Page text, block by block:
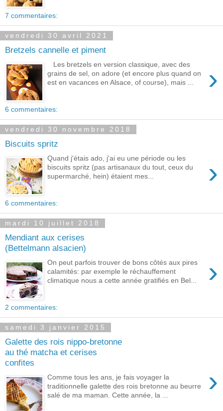
7 commentaires:
vendredi 30 avril 2021
Bretzels cannelle et piment
›
Les bretzels en version classique, avec des
grains de sel, on adore (et encore plus quand on
est en vacances en Alsace, of course), mais ...
6 commentaires:
vendredi 30 novembre 2018
Biscuits spritz
›
Quand j'étais ado, j'ai eu une période ou les
biscuits spritz (pas artisanaux du tout, ceux du
supermarché, hein) étaient mes...
6 commentaires:
mardi 10 juillet 2018
Mendiant aux cerises
(Bettelmann alsacien)
›
On peut parfois trouver de bons côtés aux pires
calamités: par exemple le réchauffement
climatique nous a cette année gratifiés en Bel...
2 commentaires:
samedi 3 janvier 2015
Galette des rois nippo-bretonne
au thé matcha et cerises
confites
›
Comme tous les ans, je fais voyager la
traditionnelle galette des rois bretonne au beurre
salé de ma maman. Cette année, la ...